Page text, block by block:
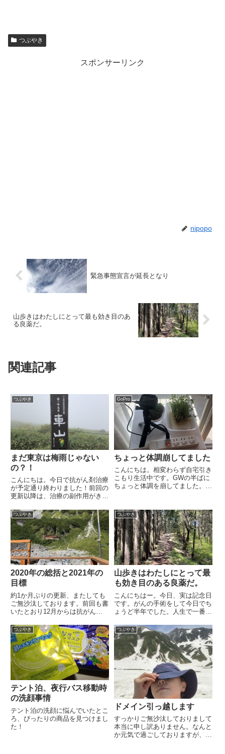
つぶやき
スポンサーリンク
nipopo
緊急事態宣言が延長となり
山歩きはわたしにとって最も効き目のあ
る良薬だ。
関連記事
つぶやき
まだ東京は梅雨じゃない
の？！
こんにちは。今日で抗がん剤治療
が予定通り終わりました！前回の
更新以降は、治療の副作用がきつ
えておりました。まあ緊急事態宣
言が再度出たことと雨続きだった
こともあって、家に引きこもって
いてもまあ仕方ないかと思えた
の...
GoPro
ちょっと体調崩してました
こんにちは。相変わらず自宅引き
こもり生活中です。GWの半ばに
ちょっと体調を崩してました。と
症を起こしまして。女性がかかり
やすい病気で10数年前にも2度ほ
どかかったことがあるのですが...
つぶやき
2020年の総括と2021年の
目標
約1か月ぶりの更新、またしても
ご無沙汰しております。前回も書
いたとおり12月からは抗がん剤
状腺というところも手術する羽目
になりました。クリスマスは病院
で過ごしてます。とほほ。そして
翌週は再び抗がん剤治療という
こ...
つぶやき
山歩きはわたしにとって最
も効き目のある良薬だ。
こんにちはー。今日、実は記念日
です。がんの手術をして今日でち
ょうど半年でした。人生で一番長
について書く場なのでこれ以上は
書きませんね。土曜は雨でした
が、今日日曜はキレイに晴れてく
れました。今日はあえてゆっくり
の...
つぶやき
テント泊、夜行バス移動時
の洗顔事情
テント泊の洗顔に悩んでいたとこ
ろ、ぴったりの商品を見つけまし
た！
つぶやき
ドメイン引っ越します
すっかりご無沙汰しておりまして
本当に申し訳ありません。なんと
か元気で過ごしておりますが、バ